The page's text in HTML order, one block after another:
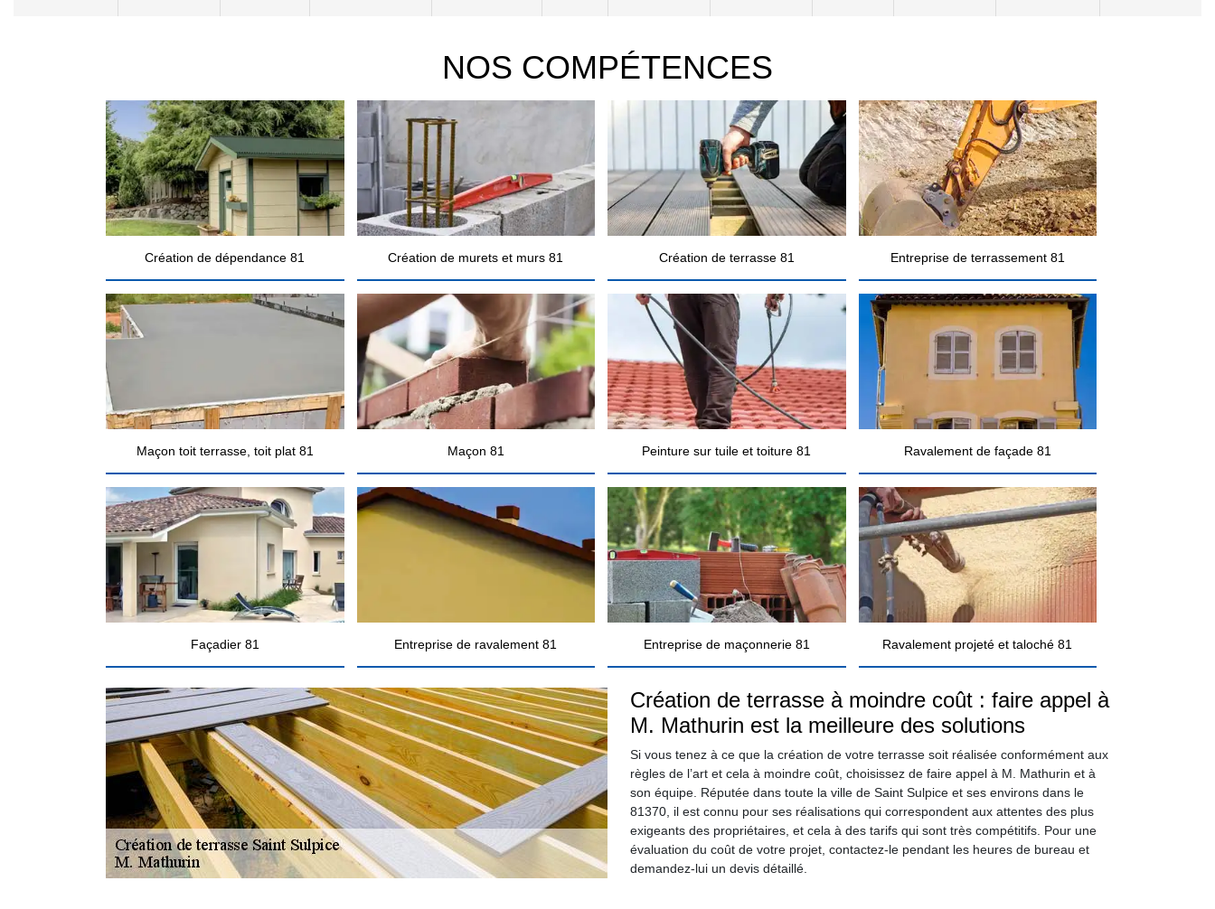
NOS COMPÉTENCES
Création de dépendance 81 Création de murets et murs 81 Création de terrasse 81 Entreprise de terrassement 81
Maçon toit terrasse, toit plat 81 Maçon 81 Peinture sur tuile et toiture 81 Ravalement de façade 81
Façadier 81 Entreprise de ravalement 81 Entreprise de maçonnerie 81 Ravalement projeté et taloché 81
Création de terrasse à moindre coût : faire appel à
M. Mathurin est la meilleure des solutions
Si vous tenez à ce que la création de votre terrasse soit réalisée conformément aux
règles de l’art et cela à moindre coût, choisissez de faire appel à M. Mathurin et à
son équipe. Réputée dans toute la ville de Saint Sulpice et ses environs dans le
81370, il est connu pour ses réalisations qui correspondent aux attentes des plus
exigeants des propriétaires, et cela à des tarifs qui sont très compétitifs. Pour une
évaluation du coût de votre projet, contactez-le pendant les heures de bureau et
demandez-lui un devis détaillé.